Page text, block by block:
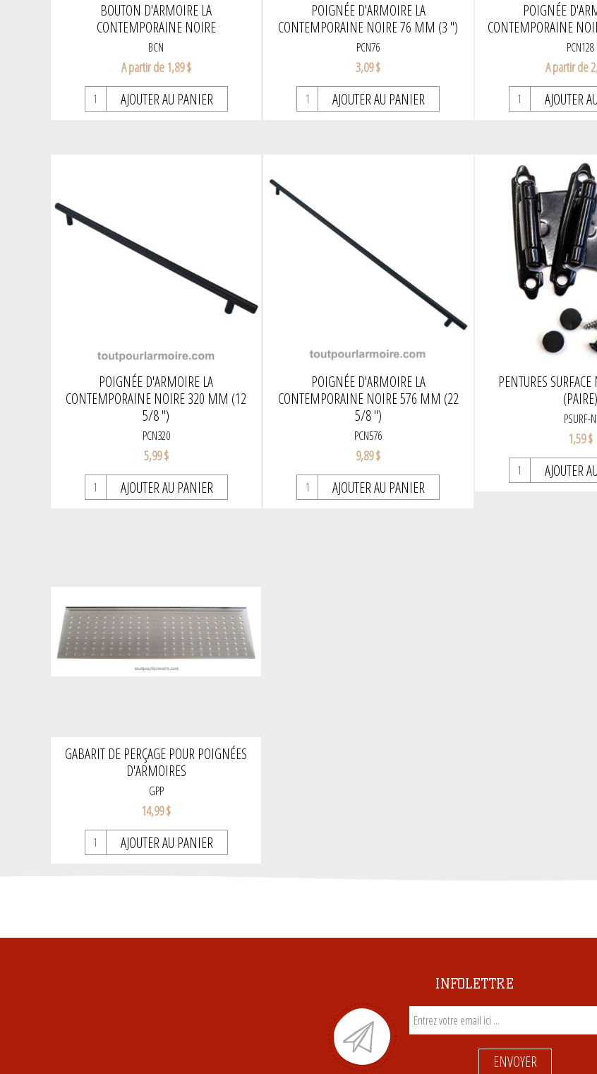
BOUTON D'ARMOIRE LA
CONTEMPORAINE NOIRE
BCN
A partir de 1,89 $
AJOUTER AU PANIER
POIGNÉE D'ARMOIRE LA
CONTEMPORAINE NOIRE 76 MM (3 ")
PCN76
3,09 $
AJOUTER AU PANIER
POIGNÉE
CONTEMPORAINE
PCN128
A partir de
AJOUTER
POIGNÉE D'ARMOIRE LA
CONTEMPORAINE NOIRE 320 MM (12
5/8 ")
PCN320
5,99 $
AJOUTER AU PANIER
POIGNÉE D'ARMOIRE LA
CONTEMPORAINE NOIRE 576 MM (22
5/8 ")
PCN576
9,89 $
AJOUTER AU PANIER
PENTURES
(PAIRE)
PSURF-N
1,59 $
AJOUTER
GABARIT DE PERÇAGE POUR POIGNÉES
D'ARMOIRES
GPP
14,99 $
AJOUTER AU PANIER
INFOLETTRE
ENVOYER